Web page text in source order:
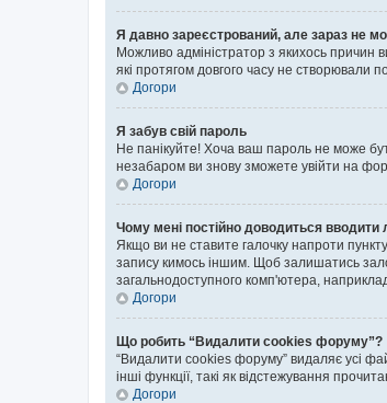
Я давно зареєстрований, але зараз не
Можливо адміністратор з якихось причин
які протягом довгого часу не створювали
Догори
Я забув свій пароль
Не панікуйте! Хоча ваш пароль не може
незабаром ви знову зможете увійти на
Догори
Чому мені постійно доводиться вводити
Якщо ви не ставите галочку напроти пункту
запису кимось іншим. Щоб залишатись
загальнодоступного комп'ютера,
Догори
Що робить “Видалити cookies форуму”?
“Видалити cookies форуму” видаляє усі
інші функції, такі як відстежування
Догори